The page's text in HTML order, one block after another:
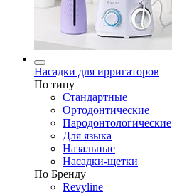
Насадки для ирригаторов
По типу
Стандартные
Ортодонтические
Пародонтологические
Для языка
Назальные
Насадки-щетки
По Бренду
Revyline